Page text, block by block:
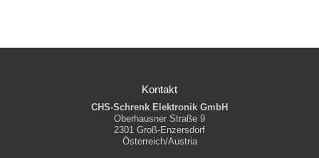
Kontakt
CHS-Schrenk Elektronik GmbH
Oberhausner Straße 9
2301 Groß-Enzersdorf
Österreich/Austria